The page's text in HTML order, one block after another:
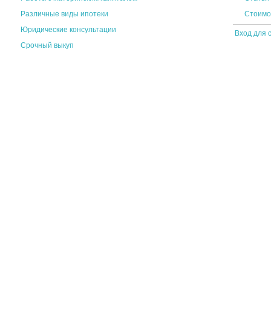
Различные виды ипотеки
Юридические консультации
Срочный выкуп
Вход для